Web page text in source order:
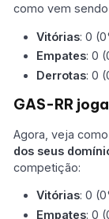
como vem
Vitórias: 0
Empates: 0
Derrotas: 0
GAS-RR
Agora, veja
dos seus
competição:
Vitórias: 0
Empates: 0